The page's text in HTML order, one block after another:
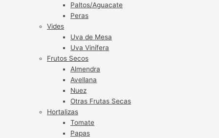
Paltos/Aguacate
Peras
Vides
Uva de Mesa
Uva Vinífera
Frutos Secos
Almendra
Avellana
Nuez
Otras Frutas Secas
Hortalizas
Tomate
Papas